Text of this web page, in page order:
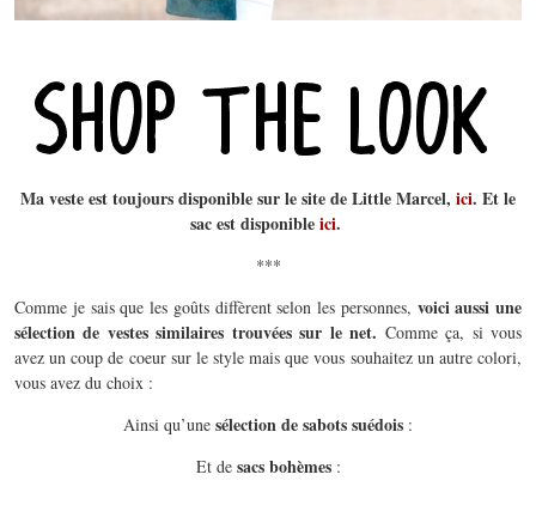
Ma veste est toujours disponible sur le site de Little Marcel, ici. Et le
sac est disponibleici.
***
Comme je sais que les goûts diffèrent selon les personnes, voici aussi une
sélection de vestes similaires trouvées sur le net. Comme ça, si vous
avez un coup de coeur sur le style mais que vous souhaitez un autre colori,
vous avez du choix :
Ainsi qu’une sélection de sabots suédois :
Et desacs bohèmes: